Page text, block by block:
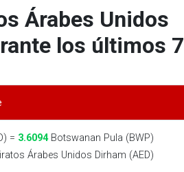
Árabes Unidos
los últimos 7
= 3.6094Botswanan Pula (BWP)
Árabes Unidos Dirham (AED)